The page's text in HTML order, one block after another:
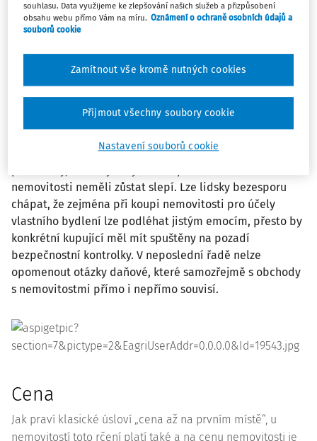
Postup při realizaci koupě
Investice do nemovitosti se v posledních letech dle
Pojďme si však projít ve stručných bodech konkrétní
nemovitosti neměli zůstat slepí. Lze lidsky bezesporu
chápat, že zejména při koupi nemovitosti pro účely
vlastního bydlení lze podléhat jistým emocím, přesto by
konkrétní kupující měl mít spuštěny na pozadí
bezpečnostní kontrolky. V neposlední řadě nelze
opomenout otázky daňové, které samozřejmě s obchody
s nemovitostmi přímo i nepřímo souvisí.
Cena
Jak praví klasické úsloví „cena až na prvním místě“, u
nemovitostí toto rčení platí také a na cenu nemovitosti je
souhlasu. Data využijeme ke zlepšování našich služeb a přizpůsobení
obsahu webu přímo Vám na míru. Oznámení o ochraně osobních údajů a
souborů cookie
Nastavení souborů cookie
Zamítnout vše kromě nutných cookies
Přijmout všechny soubory cookie